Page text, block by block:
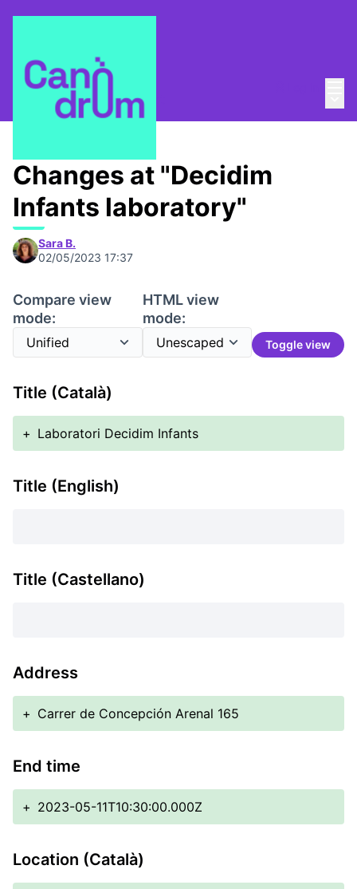
/ Canòdrom Obert
Changes at "Decidim
Infants laboratory"
Sara B.
02/05/2023 17:37
Compare view
mode:
HTML view
mode:
Toggle view
Title (Català)
+ Laboratori Decidim Infants
Title (English)
Title (Castellano)
Address
+ Carrer de Concepción Arenal 165
End time
+ 2023-05-11T10:30:00.000Z
Location (Català)